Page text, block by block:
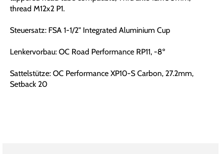
thread M12x2 P1.
Steuersatz: FSA 1-1/2" Integrated Aluminium Cup
Lenkervorbau: OC Road Performance RP11, -8º
Sattelstütze: OC Performance XP10-S Carbon, 27.2mm,
Setback 20